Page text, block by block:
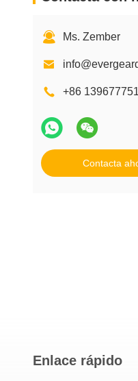
Ms. Zember
+86
Contacta
Enlace rápido